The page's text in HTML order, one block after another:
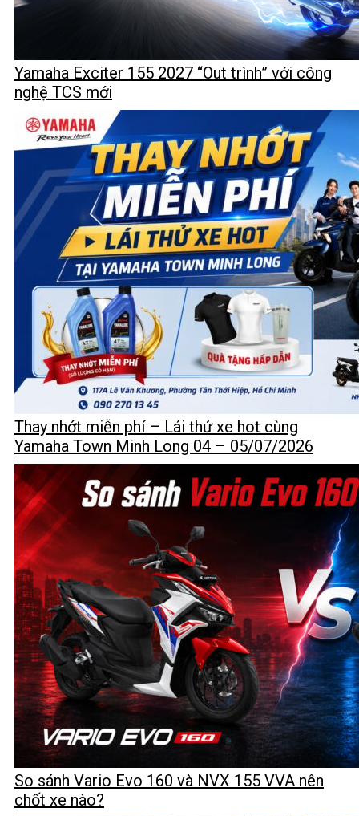
Yamaha Exciter 155 2027 “Out trình” với công
nghệ TCS mới
Thay nhớt miễn phí – Lái thử xe hot cùng
Yamaha Town Minh Long 04 – 05/07/2026
So sánh Vario Evo 160 và NVX 155 VVA nên
chốt xe nào?